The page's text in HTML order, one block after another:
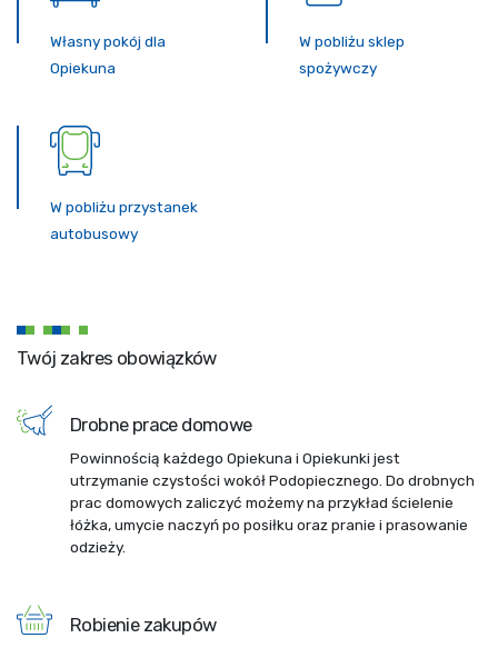
Własny pokój dla
Opiekuna
W pobliżu sklep
spożywczy
W pobliżu przystanek
autobusowy
Twój zakres obowiązków
Drobne prace domowe
Powinnością każdego Opiekuna i Opiekunki jest
utrzymanie czystości wokół Podopiecznego. Do drobnych
prac domowych zaliczyć możemy na przykład ścielenie
łóżka, umycie naczyń po posiłku oraz pranie i prasowanie
odzieży.
Robienie zakupów